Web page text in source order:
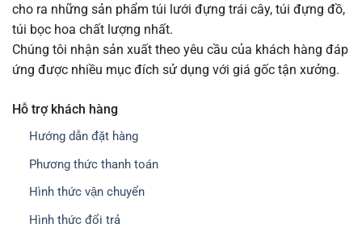
cho ra những sản phẩm túi lưới đựng trái cây, túi đựng đồ,
túi bọc hoa chất lượng nhất.
Chúng tôi nhận sản xuất theo yêu cầu của khách hàng đáp
ứng được nhiều mục đích sử dụng với giá gốc tận xưởng.
Hỗ trợ khách hàng
Hướng dẫn đặt hàng
Phương thức thanh toán
Hình thức vận chuyển
Hình thức đổi trả